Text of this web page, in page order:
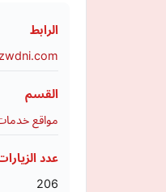
الرابط
zwdni.com
القسم
مواقع
عدد
206